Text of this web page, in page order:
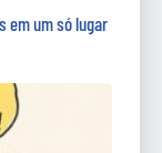
em um só lugar